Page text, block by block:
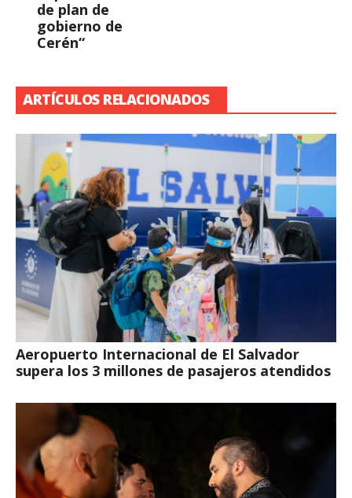
de plan de
gobierno de
Cerén“
ARTÍCULOS RELACIONADOS
Aeropuerto Internacional de El Salvador
supera los 3 millones de pasajeros atendidos